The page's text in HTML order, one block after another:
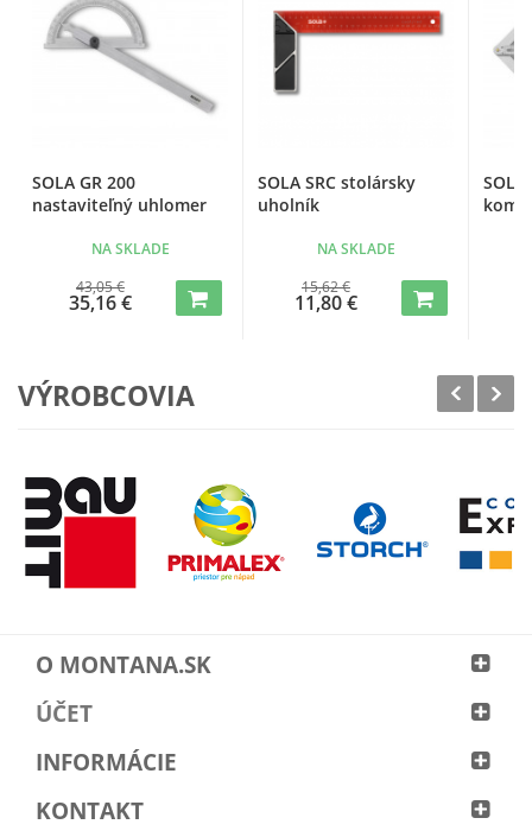
SOLA GR 200
nastaviteľný uhlomer
NA SKLADE
43,05 €
35,16 €
SOLA SRC stolársky
uholník
NA SKLADE
15,62 €
11,80 €
VÝROBCOVIA
O MONTANA.SK
ÚČET
INFORMÁCIE
KONTAKT